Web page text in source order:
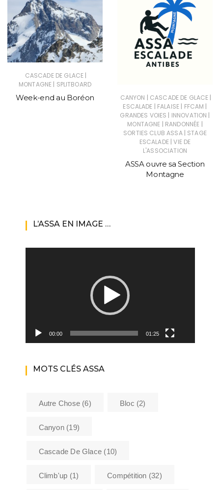
CASCADE DE GLACE |
MONTAGNE | SPLITBOARD
Week-end au Boréon CANYON | CASCADE DE GLACE |
ESCALADE | FALAISE | FFCAM |
GRANDES VOIES | INNOVATION |
MONTAGNE | RANDONNÉE |
SORTIES CLUB ASSA | STAGE
ESCALADE | VIE DE
L'ASSOCIATION
ASSA ouvre sa Section
Montagne
L’ASSA EN IMAGE …
00:00 01:25
MOTS CLÉS ASSA
Autre Chose(6) Bloc (2)
Canyon(19)
Cascade De Glace (10)
Climb'up (1) Compétition (32)